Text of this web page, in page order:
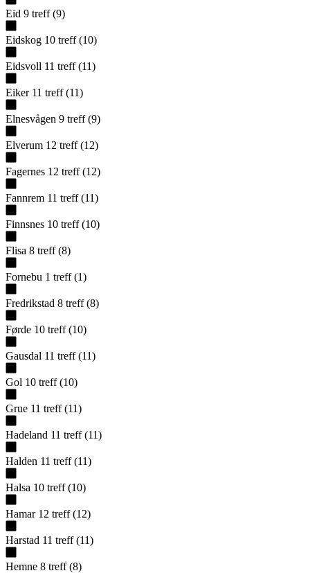
Eid 9 treff (9)
Eidskog 10 treff (10)
Eidsvoll 11 treff (11)
Eiker 11 treff (11)
Elnesvågen 9 treff (9)
Elverum 12 treff (12)
Fagernes 12 treff (12)
Fannrem 11 treff (11)
Finnsnes 10 treff (10)
Flisa 8 treff (8)
Fornebu 1 treff (1)
Fredrikstad 8 treff (8)
Førde 10 treff (10)
Gausdal 11 treff (11)
Gol 10 treff (10)
Grue 11 treff (11)
Hadeland 11 treff (11)
Halden 11 treff (11)
Halsa 10 treff (10)
Hamar 12 treff (12)
Harstad 11 treff (11)
Hemne 8 treff (8)